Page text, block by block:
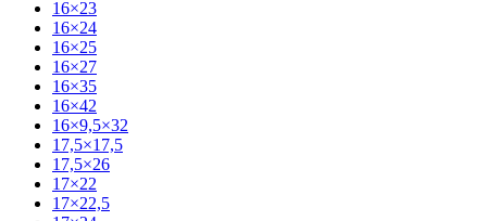
16×23
16×24
16×25
16×27
16×35
16×42
16×9,5×32
17,5×17,5
17,5×26
17×22
17×22,5